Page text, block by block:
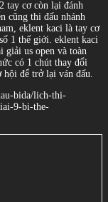
tay cơ còn lại đánh
cũng thi đấu nhánh
eklent kaci là tay cơ
1 thế giới. eklent kaci
giải us open và toàn
có 1 chút thay đổi
hội để trở lại ván đấu.
bida/lich-thi-
9-bi-the-